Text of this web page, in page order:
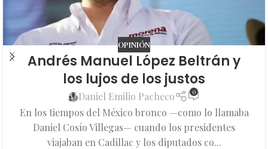
OPINIÓN
Andrés Manuel López Beltrán y
los lujos de los justos
Daniel Emilio Pacheco 0
En los tiempos del México bronco —como lo llamaba
Daniel Cosío Villegas— cuando los presidentes
viajaban en Cadillac y los diputados co...